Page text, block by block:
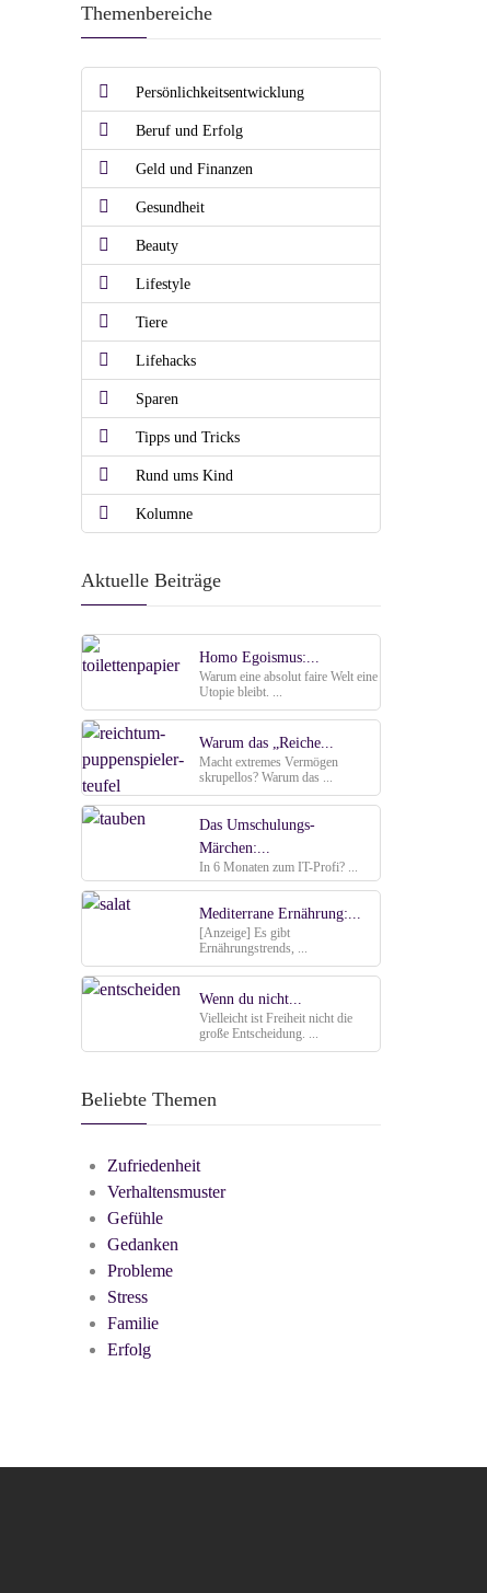
Themenbereiche
Persönlichkeitsentwicklung
Beruf und Erfolg
Geld und Finanzen
Gesundheit
Beauty
Lifestyle
Tiere
Lifehacks
Sparen
Tipps und Tricks
Rund ums Kind
Kolumne
Aktuelle Beiträge
Homo Egoismus:...
Warum eine absolut faire Welt eine
Utopie bleibt. ...
Warum das „Reiche...
Macht extremes Vermögen
skrupellos? Warum das ...
Das Umschulungs-
Märchen:...
In 6 Monaten zum IT-Profi? ...
Mediterrane Ernährung:...
[Anzeige] Es gibt
Ernährungstrends, ...
Wenn du nicht...
Vielleicht ist Freiheit nicht die
große Entscheidung. ...
Beliebte Themen
Zufriedenheit
Verhaltensmuster
Gefühle
Gedanken
Probleme
Stress
Familie
Erfolg